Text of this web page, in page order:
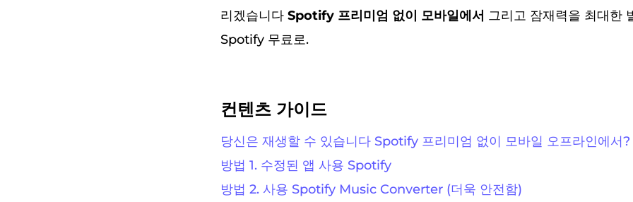
리겠습니다 Spotify 프리미엄 없이 모바일에서 그리고 잠재력을 최대한
Spotify 무료로.
컨텐츠 가이드
당신은 재생할 수 있습니다 Spotify 프리미엄 없이 모바일 오프라인에서?
방법 1. 수정된 앱 사용 Spotify
방법 2. 사용 Spotify Music Converter (더욱 안전함)